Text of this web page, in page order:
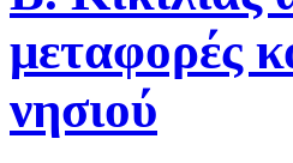
μεταφορές
νησιού